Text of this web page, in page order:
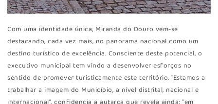
Com uma identidade única, Miranda do Douro vem-se
destacando, cada vez mais, no panorama nacional como um
destino turístico de excelência. Consciente deste potencial, o
executivo municipal tem vindo a desenvolver esforços no
sentido de promover turisticamente este território. “Estamos a
trabalhar a imagem do Município, a nível distrital, nacional e